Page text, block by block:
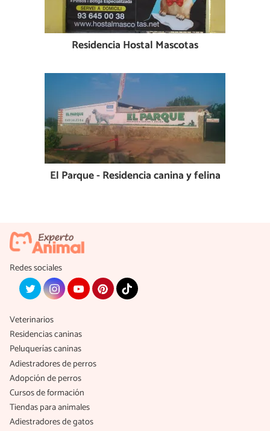
Residencia Hostal Mascotas
El Parque - Residencia canina y felina
Redes sociales
Veterinarios
Residencias caninas
Peluquerías caninas
Adiestradores de perros
Adopción de perros
Cursos de formación
Tiendas para animales
Adiestradores de gatos